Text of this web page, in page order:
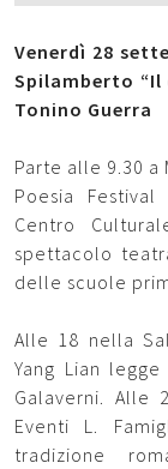
Venerdì 28
Spilamberto
Tonino Guerra
Parte alle 9.30 a
Poesia
Centro
spettacolo
delle scuole
Alle 18 nella
Yang Lian
Galaverni. Alle
Eventi L.
tradizione